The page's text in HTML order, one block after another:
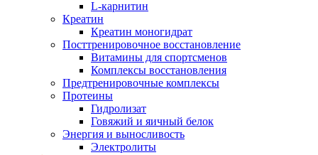
L-карнитин
Креатин
Креатин моногидрат
Посттренировочное восстановление
Витамины для спортсменов
Комплексы восстановления
Предтренировочные комплексы
Протеины
Гидролизат
Говяжий и яичный белок
Энергия и выносливость
Электролиты